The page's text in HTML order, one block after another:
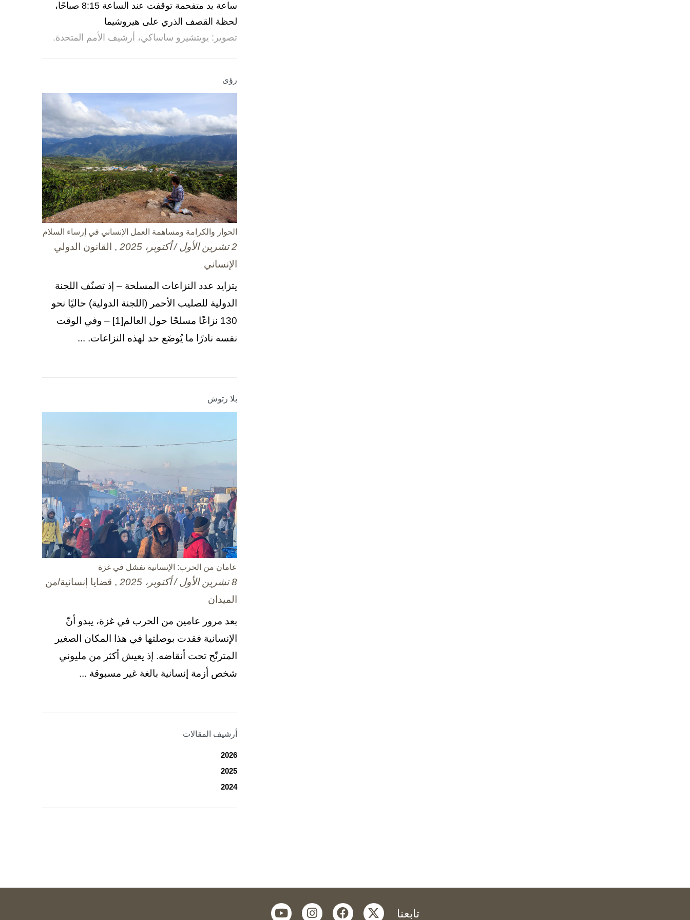
ساعة يد متفحمة توقفت عند الساعة 8:15 صباحًا،
لحظة القصف الذري على هيروشيما
تصوير: يويتشيرو ساساكي، أرشيف الأمم المتحدة.
رؤى
الحوار والكرامة ومساهمة العمل الإنساني في إرساء السلام
2 تشرين الأول / أكتوبر، 2025
, القانون الدولي
الإنساني
يتزايد عدد النزاعات المسلحة – إذ تصنّف اللجنة
الدولية للصليب الأحمر (اللجنة الدولية) حاليًا نحو
130 نزاعًا مسلحًا حول العالم[1] – وفي الوقت
نفسه نادرًا ما يُوضَع حد لهذه النزاعات. ...
بلا رتوش
عامان من الحرب: الإنسانية تفشل في غزة
8 تشرين الأول / أكتوبر، 2025
, قضايا إنسانية/من
الميدان
بعد مرور عامين من الحرب في غزة، يبدو أنّ
الإنسانية فقدت بوصلتها في هذا المكان الصغير
المترنّح تحت أنقاضه. إذ يعيش أكثر من مليوني
شخص أزمة إنسانية بالغة غير مسبوقة ...
أرشيف المقالات
2026
2025
2024
تابعنا twitter
facebook
instagram
youtube